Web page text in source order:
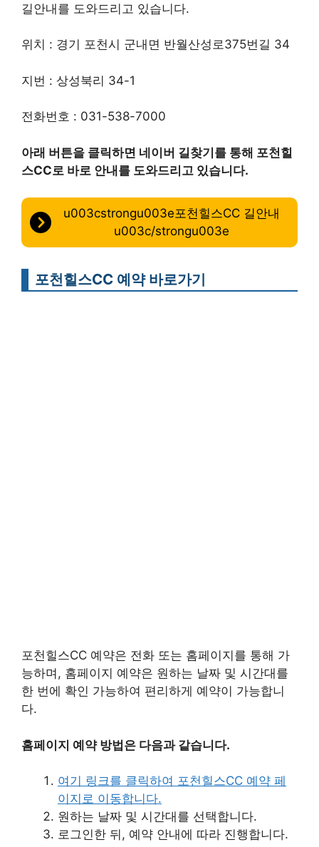
길안내를 도와드리고 있습니다.
위치 : 경기 포천시 군내면 반월산성로375번길 34
지번 : 상성북리 34-1
전화번호 : 031-538-7000
아래 버튼을 클릭하면 네이버 길찾기를 통해 포천힐
스CC로 바로 안내를 도와드리고 있습니다.
u003cstrongu003e포천힐스CC 길안내
u003c/strongu003e
포천힐스CC 예약 바로가기
포천힐스CC 예약은 전화 또는 홈페이지를 통해 가
능하며, 홈페이지 예약은 원하는 날짜 및 시간대를
한 번에 확인 가능하여 편리하게 예약이 가능합니
다.
홈페이지 예약 방법은 다음과 같습니다.
여기 링크를 클릭하여 포천힐스CC 예약 페
이지로 이동합니다.
원하는 날짜 및 시간대를 선택합니다.
로그인한 뒤, 예약 안내에 따라 진행합니다.